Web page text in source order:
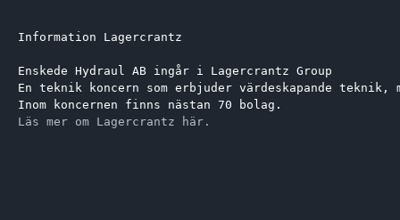
Information Lagercrantz
Enskede Hydraul AB ingår i Lagercrantz Group
En teknik koncern som erbjuder värdeskapande
Inom koncernen finns nästan 70 bolag.
Läs mer om Lagercrantz här.